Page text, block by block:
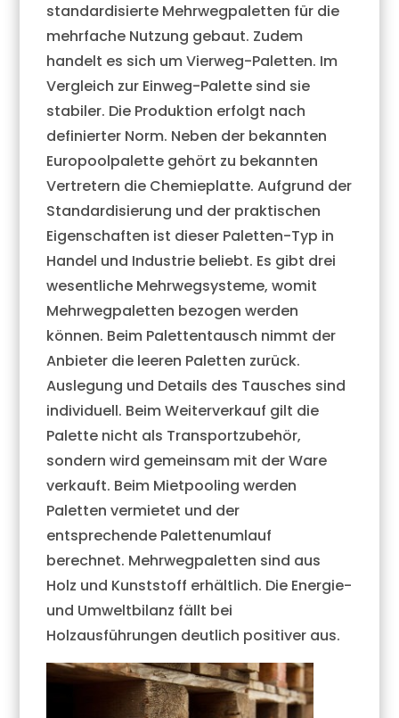
standardisierte Mehrwegpaletten für die
mehrfache Nutzung gebaut. Zudem
handelt es sich um Vierweg-Paletten. Im
Vergleich zur Einweg-Palette sind sie
stabiler. Die Produktion erfolgt nach
definierter Norm. Neben der bekannten
Europoolpalette gehört zu bekannten
Vertretern die Chemieplatte. Aufgrund der
Standardisierung und der praktischen
Eigenschaften ist dieser Paletten-Typ in
Handel und Industrie beliebt. Es gibt drei
wesentliche Mehrwegsysteme, womit
Mehrwegpaletten bezogen werden
können. Beim Palettentausch nimmt der
Anbieter die leeren Paletten zurück.
Auslegung und Details des Tausches sind
individuell. Beim Weiterverkauf gilt die
Palette nicht als Transportzubehör,
sondern wird gemeinsam mit der Ware
verkauft. Beim Mietpooling werden
Paletten vermietet und der
entsprechende Palettenumlauf
berechnet. Mehrwegpaletten sind aus
Holz und Kunststoff erhältlich. Die Energie-
und Umweltbilanz fällt bei
Holzausführungen deutlich positiver aus.